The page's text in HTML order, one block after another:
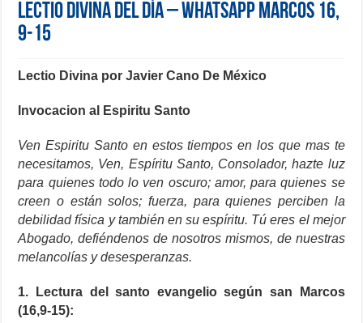
Lectio Divina del día – WhatsApp Marcos 16,
9-15
Lectio Divina por Javier Cano De México
Invocacion al Espiritu Santo
Ven Espiritu Santo en estos tiempos en los que mas te
necesitamos, Ven, Espíritu Santo, Consolador, hazte luz
para quienes todo lo ven oscuro; amor, para quienes se
creen o están solos; fuerza, para quienes perciben la
debilidad física y también en su espíritu. Tú eres el mejor
Abogado, defiéndenos de nosotros mismos, de nuestras
melancolías y desesperanzas.
1.
Lectura del santo evangelio según san Marcos
(16,9-15):